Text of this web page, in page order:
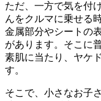
ただ、一方で気を付
んをクルマに乗せる
金属部分やシートの
があります。そこに
素肌に当たり、ヤケ
す。
そこで、小さなお子